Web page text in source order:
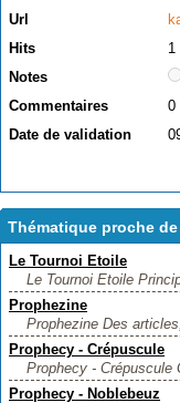
Url
Hits
1
Notes
Commentaires
0
Date de validation
Thématique proche
Le Tournoi Etoile
Le Tournoi Etoile
Prophezine
Prophezine Des
Prophecy - Crépuscule
Prophecy - Crépuscule
Prophecy - Noblebeuz